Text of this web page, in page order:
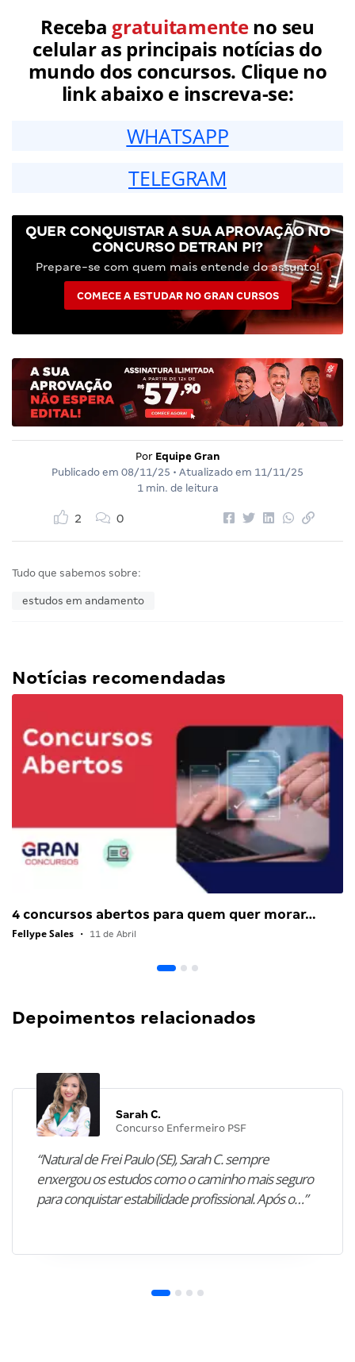
Receba gratuitamenteno seu
celular as principais notícias do
mundo dos concursos. Clique no
link abaixo e inscreva-se:
WHATSAPP
TELEGRAM
QUER CONQUISTAR A SUA APROVAÇÃO NO
CONCURSO DETRAN PI?
Prepare-se com quem mais entende do assunto!
COMECE A ESTUDAR NO GRAN CURSOS
Por Equipe Gran
Publicado em 08/11/25 • Atualizado em 11/11/25
1 min. de leitura
2 0
Tudo que sabemos sobre:
estudos em andamento
Notícias recomendadas
4 concursos abertos para quem quer morar…
Fellype Sales • 11 de Abril
Depoimentos relacionados
Sarah C.
Concurso Enfermeiro PSF
“Natural de Frei Paulo (SE), Sarah C. sempre
enxergou os estudos como o caminho mais seguro
para conquistar estabilidade profissional. Após o…”